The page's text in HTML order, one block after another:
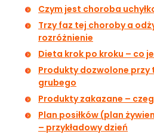
Czym jest choroba
Trzy faz tej choroby a
rozróżnienie
Dieta krok po kroku – co
Produkty dozwolone
grubego
Produkty zakazane –
Plan posiłków (plan
– przykładowy dzień